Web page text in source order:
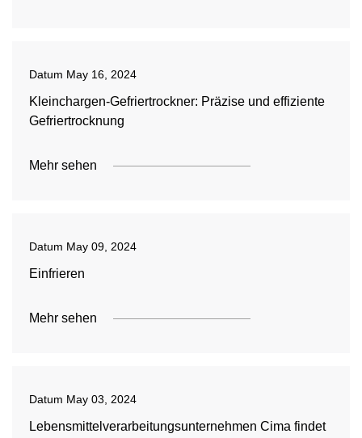
Datum May 16, 2024
Kleinchargen-Gefriertrockner: Präzise und effiziente
Gefriertrocknung
Mehr sehen
Datum May 09, 2024
Einfrieren
Mehr sehen
Datum May 03, 2024
Lebensmittelverarbeitungsunternehmen Cima findet